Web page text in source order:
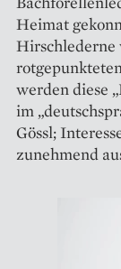
Heimat
werden diese
im
Gössl;
zunehmend